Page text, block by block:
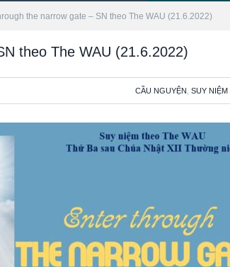
the narrow gate – SN theo The WAU (21.6.2022)
theo The WAU (21.6.2022)
CẦU NGUYỆN SUY